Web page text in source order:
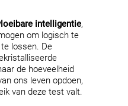
intelligentie,
om logisch te
lossen. De
de hoeveelheid
ons leven opdoen,
van deze test valt.